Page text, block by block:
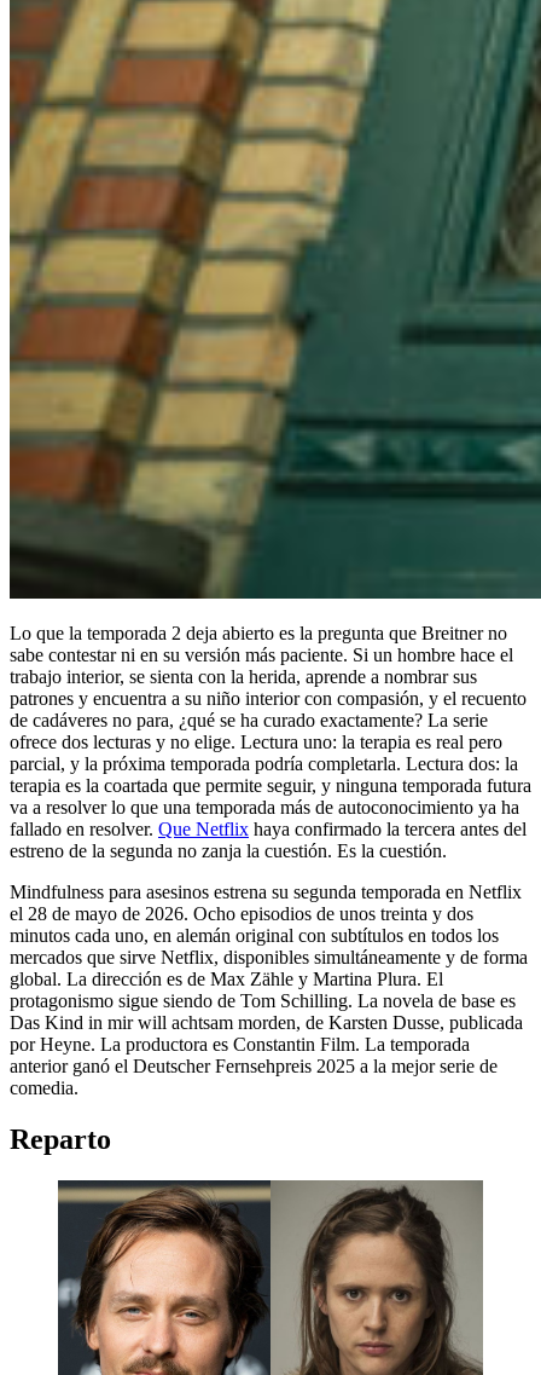
Lo que la temporada 2 deja abierto es la pregunta que Breitner no
sabe contestar ni en su versión más paciente. Si un hombre hace el
trabajo interior, se sienta con la herida, aprende a nombrar sus
patrones y encuentra a su niño interior con compasión, y el recuento
de cadáveres no para, ¿qué se ha curado exactamente? La serie
ofrece dos lecturas y no elige. Lectura uno: la terapia es real pero
parcial, y la próxima temporada podría completarla. Lectura dos: la
terapia es la coartada que permite seguir, y ninguna temporada futura
va a resolver lo que una temporada más de autoconocimiento ya ha
fallado en resolver. Que Netflix haya confirmado la tercera antes del
estreno de la segunda no zanja la cuestión. Es la cuestión.
Mindfulness para asesinos estrena su segunda temporada en Netflix
el 28 de mayo de 2026. Ocho episodios de unos treinta y dos
minutos cada uno, en alemán original con subtítulos en todos los
mercados que sirve Netflix, disponibles simultáneamente y de forma
global. La dirección es de Max Zähle y Martina Plura. El
protagonismo sigue siendo de Tom Schilling. La novela de base es
Das Kind in mir will achtsam morden, de Karsten Dusse, publicada
por Heyne. La productora es Constantin Film. La temporada
anterior ganó el Deutscher Fernsehpreis 2025 a la mejor serie de
comedia.
Reparto